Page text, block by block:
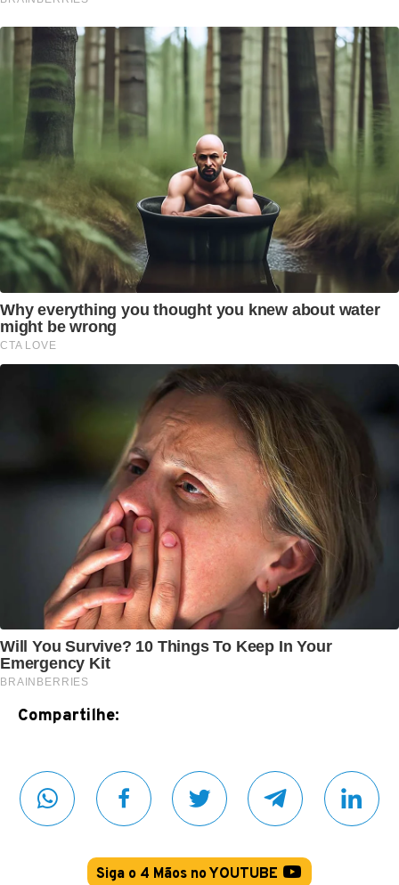
Compartilhe:
Siga o 4 Mãos no YOUTUBE